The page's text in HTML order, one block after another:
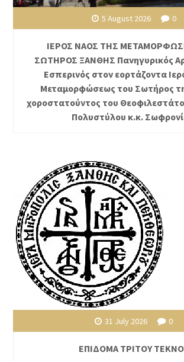
5 August 2026 0
ΙΕΡΟΣ ΝΑΟΣ ΤΗΣ
ΣΩΤΗΡΟΣ ΞΑΝΘΗΣ Πανηγυρικός
Εσπερινός στον εορτάζοντα
Μεταμορφώσεως του Σωτήρος
χοροστατούντος του
Πολυστύλου κ.κ.
31 July 2026 0
ΕΠΙΔΟΜΑ ΤΡΙΤΟΥ